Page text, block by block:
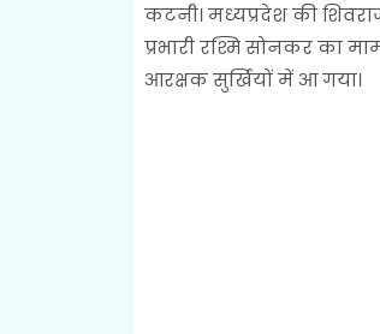
कटनी। मध्यप्रदेश की
प्रभारी रश्मि सोनकर का
आरक्षक सुर्खियों में आ गया।